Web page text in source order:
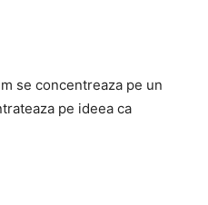
se concentreaza pe un
pe ideea ca